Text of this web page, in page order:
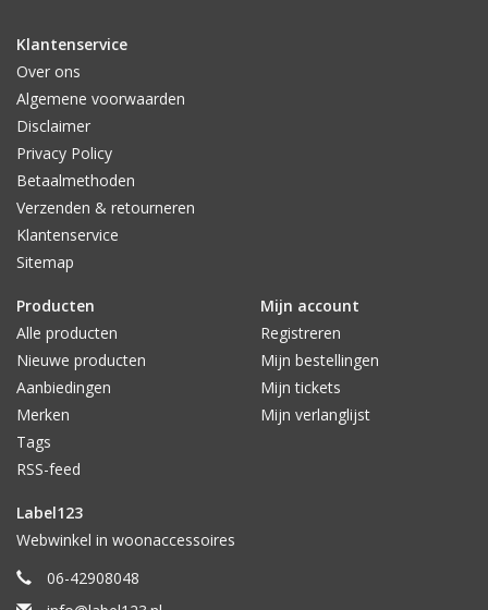
Klantenservice
Over ons
Algemene voorwaarden
Disclaimer
Privacy Policy
Betaalmethoden
Verzenden & retourneren
Klantenservice
Sitemap
Producten
Alle producten
Nieuwe producten
Aanbiedingen
Merken
Tags
RSS-feed
Mijn account
Registreren
Mijn bestellingen
Mijn tickets
Mijn verlanglijst
Label123
Webwinkel in woonaccessoires
06-42908048